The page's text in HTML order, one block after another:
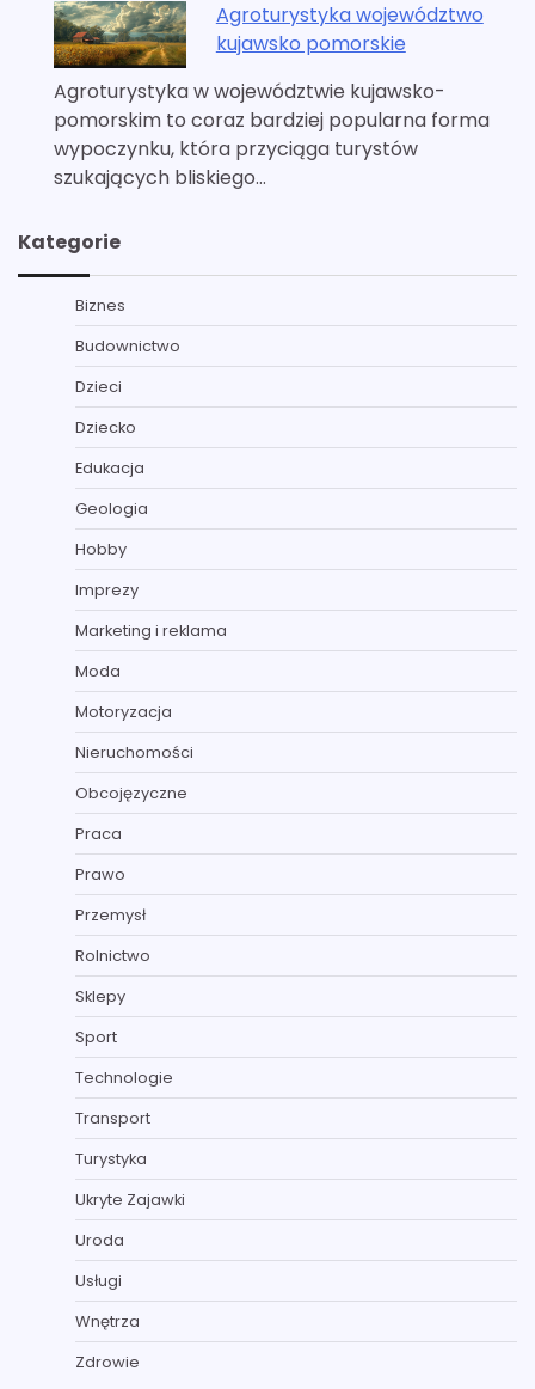
Agroturystyka województwo
kujawsko pomorskie
Agroturystyka w województwie kujawsko-
pomorskim to coraz bardziej popularna forma
wypoczynku, która przyciąga turystów
szukających bliskiego…
Kategorie
Biznes
Budownictwo
Dzieci
Dziecko
Edukacja
Geologia
Hobby
Imprezy
Marketing i reklama
Moda
Motoryzacja
Nieruchomości
Obcojęzyczne
Praca
Prawo
Przemysł
Rolnictwo
Sklepy
Sport
Technologie
Transport
Turystyka
Ukryte Zajawki
Uroda
Usługi
Wnętrza
Zdrowie